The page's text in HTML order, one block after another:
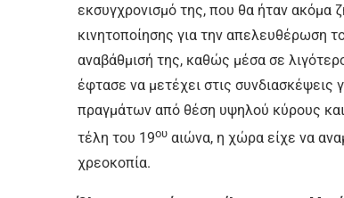
εκσυγχρονισμό της, που θα ήταν ακόμα
κινητοποίησης για την απελευθέρωση
αναβάθμισή της, καθώς μέσα σε
έφτασε να μετέχει στις
πραγμάτων από θέση υψηλού κύρους
τέλη του 19ου αιώνα, η χώρα είχε να
χρεοκοπία.